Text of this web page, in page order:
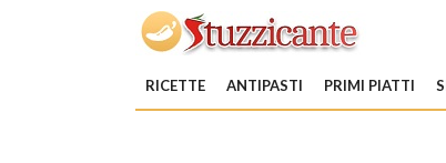
RICETTE ANTIPASTI PRIMI PIATTI